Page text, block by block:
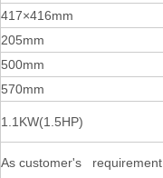
417×416mm
205mm
500mm
570mm
1.1KW(1.5HP)
As customer's requirement